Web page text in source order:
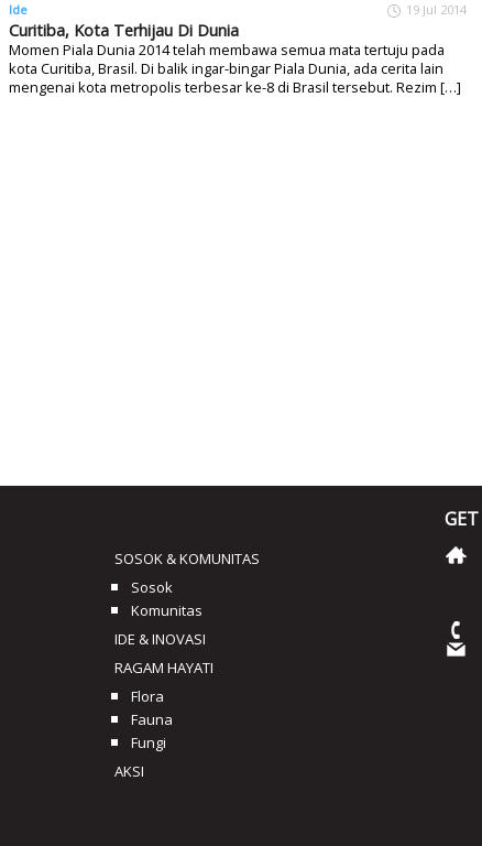
Ide 19 Jul 2014
Curitiba, Kota Terhijau Di Dunia
Momen Piala Dunia 2014 telah membawa semua mata tertuju pada
kota Curitiba, Brasil. Di balik ingar-bingar Piala Dunia, ada cerita lain
mengenai kota metropolis terbesar ke-8 di Brasil tersebut. Rezim […]
SOSOK & KOMUNITAS
Sosok
Komunitas
IDE & INOVASI
RAGAM HAYATI
Flora
Fauna
Fungi
AKSI